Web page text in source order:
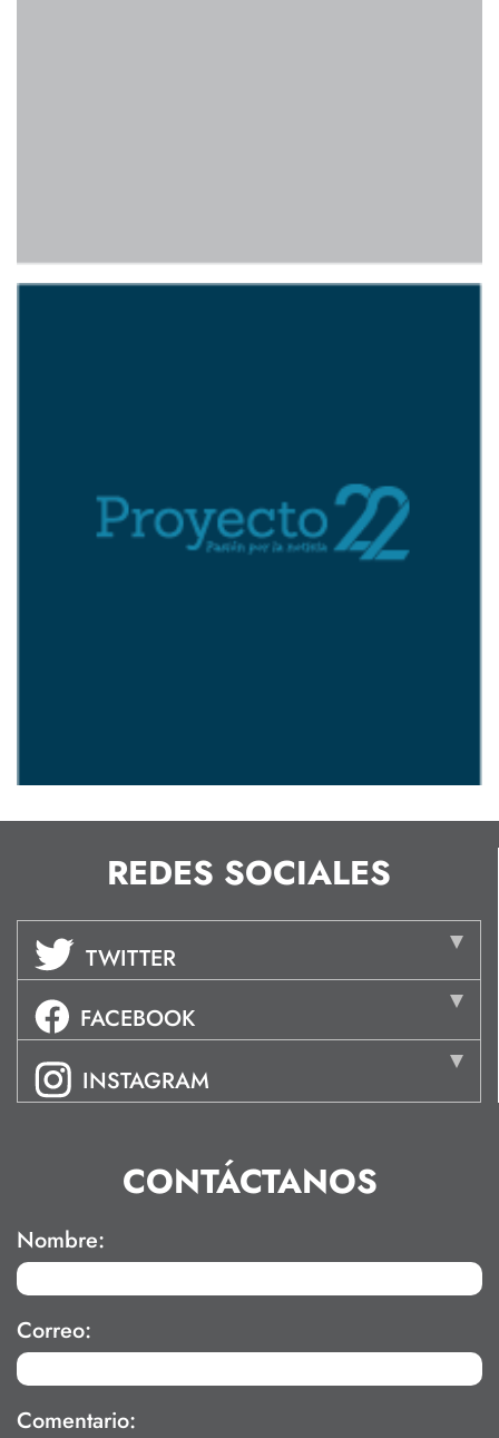
REDES SOCIALES
TWITTER
FACEBOOK
INSTAGRAM
CONTÁCTANOS
Nombre:
Correo:
Comentario: